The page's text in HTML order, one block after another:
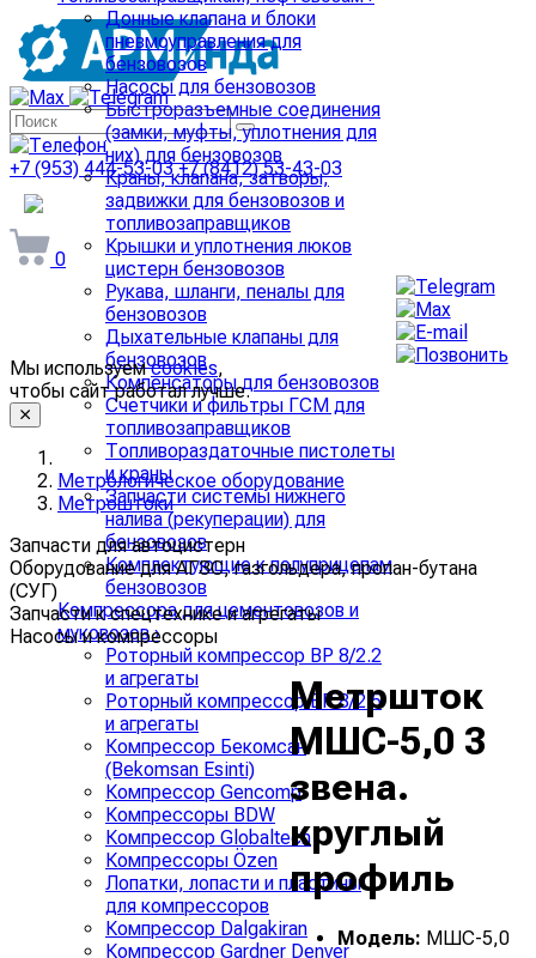
+7 (953) 444-53-03 +7 (8412) 53-43-03
arminda58@mail.ru
0
Донные клапана и блоки
пневмоуправления для
бензовозов
Насосы для бензовозов
Быстроразъемные соединения
(замки, муфты, уплотнения для
них) для бензовозов
Краны, клапана, затворы,
задвижки для бензовозов и
топливозаправщиков
Крышки и уплотнения люков
цистерн бензовозов
Рукава, шланги, пеналы для
бензовозов
Дыхательные клапаны для
бензовозов
Компенсаторы для бензовозов
Счетчики и фильтры ГСМ для
топливозаправщиков
Топливораздаточные пистолеты
и краны
Запчасти системы нижнего
налива (рекуперации) для
бензовозов
Комплектующие к полуприцепам
бензовозов
Компрессора для цементовозов и
муковозов›
Роторный компрессор ВР 8/2.2
и агрегаты
Роторный компрессор ВР 8/2.5
и агрегаты
Компрессор Бекомсан
(Bekomsan Esinti)
Компрессор Gencomp
Компрессоры BDW
Компрессор Globaltech
Компрессоры Özen
Лопатки, лопасти и пластины
для компрессоров
Компрессор Dalgakiran
Компрессор Gardner Denver
Мы используемcookies,
чтобы сайт работал лучше.
Метрологическое оборудование
Метроштоки
Запчасти для автоцистерн
Оборудование для АГЗС, газгольдера, пропан-бутана
(СУГ)
Запчасти к спецтехнике и агрегаты
Насосы и компрессоры
Метршток
МШС-5,0 3
звена.
круглый
профиль
Модель: МШС-5,0